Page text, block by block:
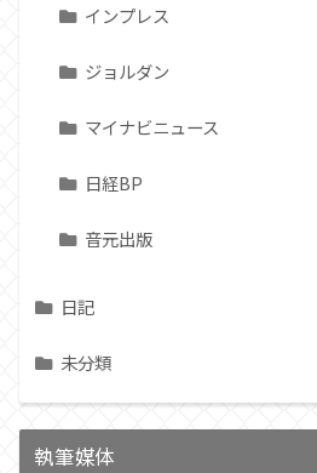
インプレス
ジョルダン
マイナビニュース
日経BP
音元出版
日記
未分類
執筆媒体